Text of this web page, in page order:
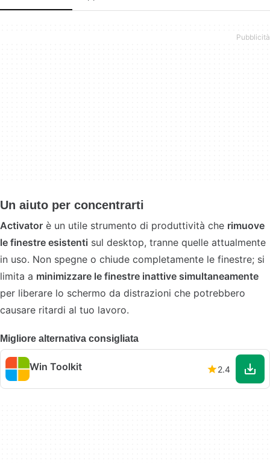
Un aiuto per concentrarti
Activator è un utile strumento di produttività che rimuove
le finestre esistenti sul desktop, tranne quelle attualmente
in uso. Non spegne o chiude completamente le finestre; si
limita a minimizzare le finestre inattive simultaneamente
per liberare lo schermo da distrazioni che potrebbero
causare ritardi al tuo lavoro.
Migliore alternativa consigliata
Win Toolkit 2.4